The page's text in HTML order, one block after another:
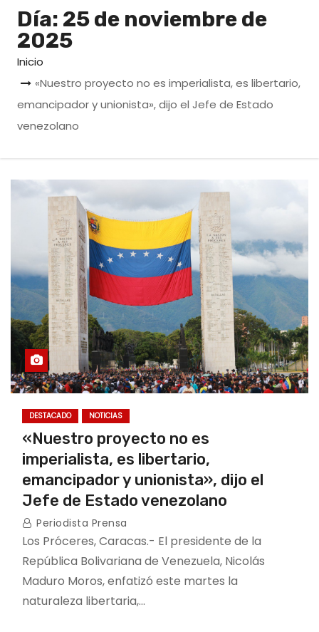
Día: 25 de noviembre de
2025
Inicio
«Nuestro proyecto no es imperialista, es libertario,
emancipador y unionista», dijo el Jefe de Estado
venezolano
DESTACADO NOTICIAS
«Nuestro proyecto no es
imperialista, es libertario,
emancipador y unionista», dijo el
Jefe de Estado venezolano
Periodista Prensa
Los Próceres, Caracas.- El presidente de la
República Bolivariana de Venezuela, Nicolás
Maduro Moros, enfatizó este martes la
naturaleza libertaria,…